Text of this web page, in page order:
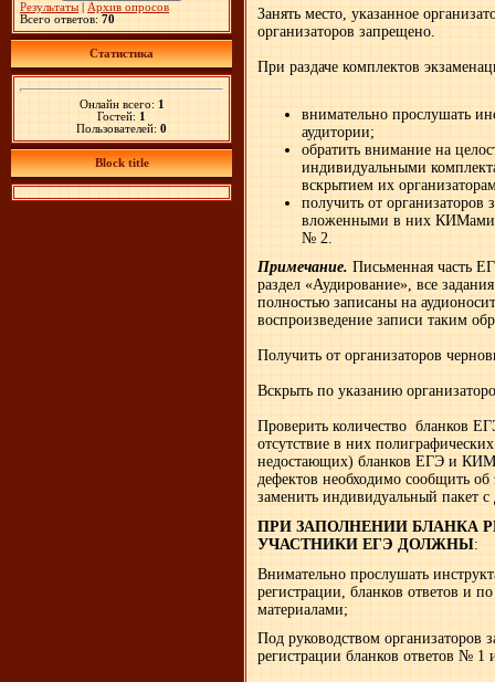
Результаты
Архив опросов
Всего ответов: 70
Статистика
Онлайн всего: 1
Гостей: 1
Пользователей: 0
Block title
Занять место, указанное
организаторов запрещено.
При раздаче комплектов
внимательно прослушать
аудитории;
обратить внимание на
индивидуальными
вскрытием их
получить от организаторов
вложенными в них КИМами,
№ 2.
Примечание. Письменная часть
раздел «Аудирование», все
полностью записаны на
воспроизведение записи таким
Получить от организаторов
Вскрыть по указанию
Проверить количество бланков
отсутствие в них
недостающих) бланков ЕГЭ и
дефектов необходимо сообщить
заменить индивидуальный пакет
ПРИ ЗАПОЛНЕНИИ БЛАНКА
УЧАСТНИКИ ЕГЭ ДОЛЖНЫ:
Внимательно прослушать
регистрации, бланков ответов и
материалами;
Под руководством организаторов
регистрации бланков ответов № 1